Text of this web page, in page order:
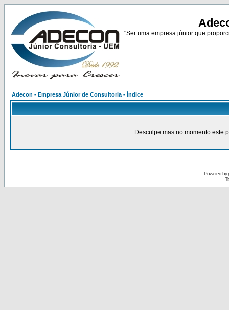
"Ser uma empresa júnior que
Adecon - Empresa Júnior de Consultoria - Índice
Desculpe mas no momento este
Powered by